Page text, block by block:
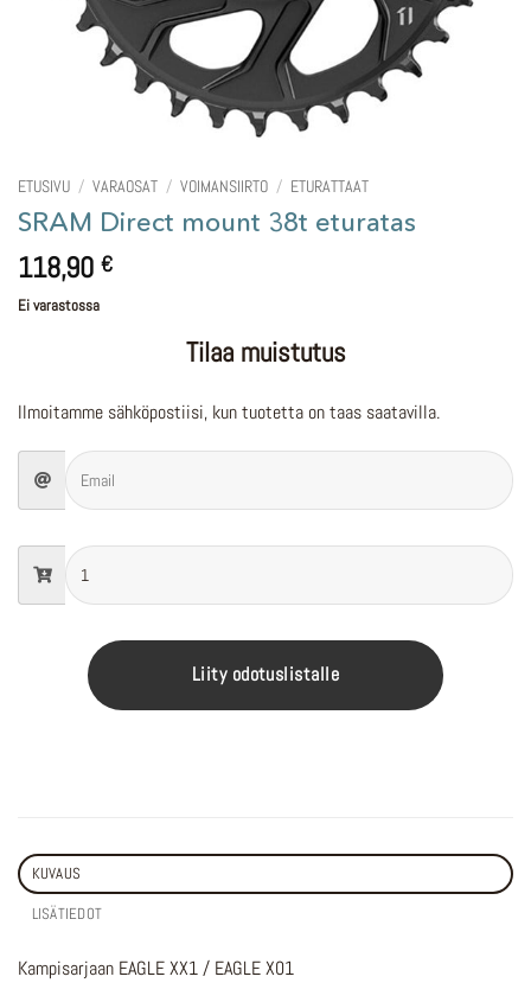
ETUSIVU / VARAOSAT / VOIMANSIIRTO / ETURATTAAT
SRAM Direct mount 38t eturatas
118,90 €
Ei varastossa
Tilaa muistutus
Ilmoitamme sähköpostiisi, kun tuotetta on taas saatavilla.
Liity odotuslistalle
KUVAUS
LISÄTIEDOT
Kampisarjaan EAGLE XX1 / EAGLE X01